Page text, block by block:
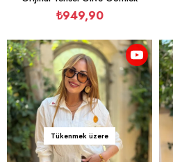
₺949,90
Tükenmek üzere